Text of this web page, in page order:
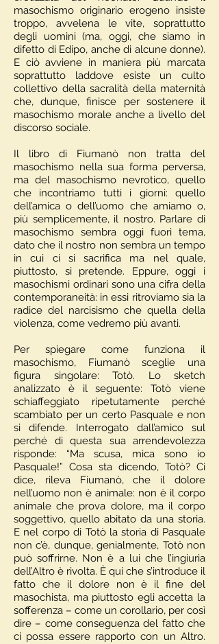
masochismo originario erogeno insiste
troppo, avvelena le vite, soprattutto
degli uomini (ma, oggi, che siamo in
difetto di Edipo, anche di alcune donne).
E ciò avviene in maniera più marcata
soprattutto laddove esiste un culto
collettivo della sacralità della maternità
che, dunque, finisce per sostenere il
masochismo morale anche a livello del
discorso sociale.
Il libro di Fiumanò non tratta del
masochismo nella sua forma perversa,
ma del masochismo nevrotico, quello
che incontriamo tutti i giorni: quello
dell’amica o dell’uomo che amiamo o,
più semplicemente, il nostro. Parlare di
masochismo sembra oggi fuori tema,
dato che il nostro non sembra un tempo
in cui ci si sacrifica ma nel quale,
piuttosto, si pretende. Eppure, oggi i
masochismi ordinari sono una cifra della
contemporaneità: in essi ritroviamo sia la
radice del narcisismo che quella della
violenza, come vedremo più avanti.
Per spiegare come funziona il
masochismo, Fiumanò sceglie una
figura singolare: Totò. Lo sketch
analizzato è il seguente: Totò viene
schiaffeggiato ripetutamente perché
scambiato per un certo Pasquale e non
si difende. Interrogato dall’amico sul
perché di questa sua arrendevolezza
risponde: “Ma scusa, mica sono io
Pasquale!” Cosa sta dicendo, Totò? Ci
dice, rileva Fiumanò, che il dolore
nell’uomo non è animale: non è il corpo
animale che prova dolore, ma il corpo
soggettivo, quello abitato da una storia.
E nel corpo di Totò la storia di Pasquale
non c’è, dunque, genialmente, Totò non
può soffrirne. Non è a lui che l’ingiuria
dell’Altro è rivolta. È qui che s’introduce il
fatto che il dolore non è il fine del
masochista, ma piuttosto egli accetta la
sofferenza – come un corollario, per così
dire – come conseguenza del fatto che
ci possa essere rapporto con un Altro.